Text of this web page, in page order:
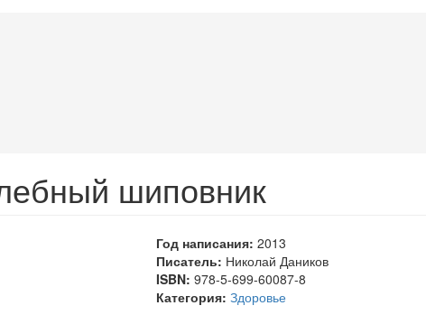
шиповник
Год написания:2013
Писатель: Николай Даников
ISBN:978-5-699-60087-8
Категория:Здоровье